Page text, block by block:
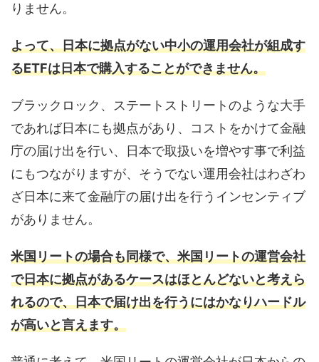
りません。
よって、日本に拠点がない中小の運用会社が組成す
るETFは日本で購入することができません。
ブラックロック、ステートストリートのような大手
であれば日本にも拠点があり、コストをかけて金融
庁の届け出を行い、日本で取扱いを増やす事で利益
にもつながりますが、そうでない運用会社はわざわ
ざ日本に来て金融庁の届け出を行うインセンティブ
がありません。
米国リートの場合も同様で、米国リートの運営会社
で日本に拠点があるケースはほとんどないと考えら
れるので、日本で届け出を行うにはかなりハードル
が高いと言えます。